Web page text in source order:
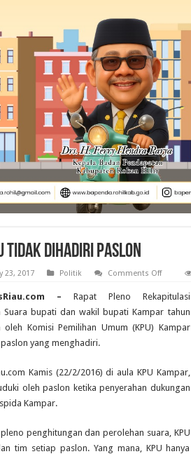
Tidak Dihadiri Paslon
23, 2017 Politik Comments Offon
KPU
Tidak
Dihadiri
Paslon
– Rapat Pleno Rekapitulasi
Suara bupati dan wakil bupati Kampar tahun
oleh Komisi Pemilihan Umum (KPU) Kampar
yang menghadiri.
Kamis (22/2/2016) di aula KPU Kampar,
oleh paslon ketika penyerahan dukungan
Kampar.
penghitungan dan perolehan suara, KPU
tim setiap paslon. Yang mana, KPU hanya